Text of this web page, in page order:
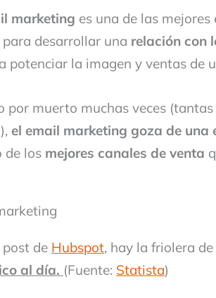
marketing es una de las
para desarrollar una relación con
potenciar la imagen y ventas de
por muerto muchas veces
el email marketing goza de
de los mejores canales de venta
de Hubspot, hay la friolera de
al día. (Fuente: Statista)